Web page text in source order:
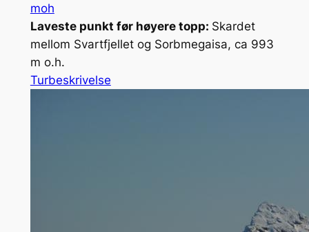
moh
Laveste punkt før høyere topp: Skardet
mellom Svartfjellet og Sorbmegaisa, ca 993
m o.h.
Turbeskrivelse